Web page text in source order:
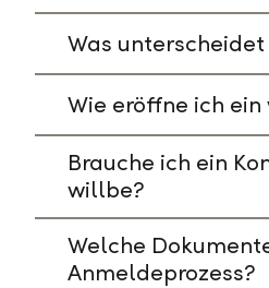
Was
Wie eröffne ich
Brauche ich ein
willbe?
Welche
Anmeldeprozess?